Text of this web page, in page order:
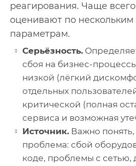
реагирования. Чаще
оценивают по
параметрам.
Серьёзность.
сбоя на бизнес-
низкой (лёгкий
отдельных
критической (полная
сервиса и возможная
Источник. Важно
проблема: сбой
коде, проблемы с сетью,